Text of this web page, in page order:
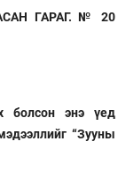
ГАРАГ. № 20
болсон энэ үед
“Зууны